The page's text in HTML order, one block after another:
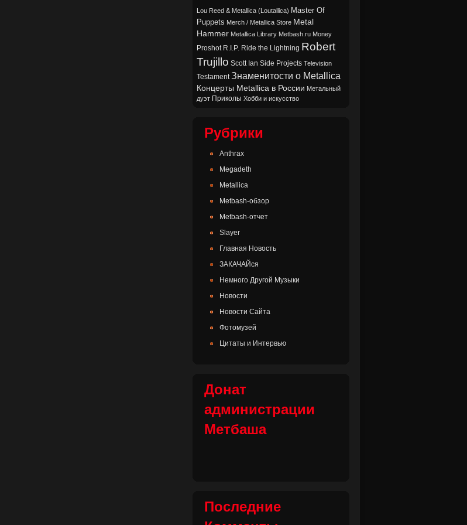
Lou Reed & Metallica (Loutallica) Master Of
Puppets Merch / Metallica Store Metal
Hammer Metallica Library Metbash.ru Money
Proshot R.I.P. Ride the Lightning Robert
Trujillo Scott Ian Side Projects Television
Testament Знаменитости о Metallica
Концерты Metallica в России Метальный
дуэт Приколы Хобби и искусство
Рубрики
Anthrax
Megadeth
Metallica
Metbash-обзор
Metbash-отчет
Slayer
Главная Новость
ЗАКАЧАЙся
Немного Другой Музыки
Новости
Новости Сайта
Фотомузей
Цитаты и Интервью
Донат
администрации
Метбаша
Последние